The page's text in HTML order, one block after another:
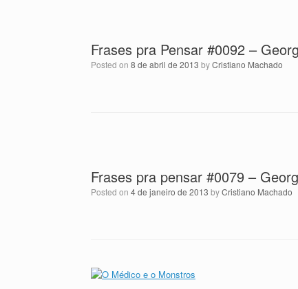
Frases pra Pensar #0092 –
Posted on 8 de abril de 2013 byCristiano Machado
Frases pra pensar #0079 –
Posted on 4 de janeiro de 2013 byCristiano Machado